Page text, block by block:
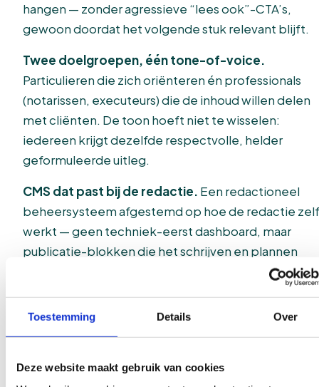
Toestemming Details Over
Deze website maakt gebruik van cookies
hangen — zonder agressieve “lees ook”-CTA’s,
gewoon doordat het volgende stuk relevant blijft.
Twee doelgroepen, één tone-of-voice.
Particulieren die zich oriënteren én professionals
(notarissen, executeurs) die de inhoud willen delen
met cliënten. De toon hoeft niet te wisselen:
iedereen krijgt dezelfde respectvolle, helder
geformuleerde uitleg.
CMS dat past bij de redactie. Een redactioneel
beheersysteem afgestemd op hoe de redactie zelf
werkt — geen techniek-eerst dashboard, maar
publicatie-blokken die het schrijven en plannen
RESULTAAT
Lezers blijven langer, professionals
delen vaker.